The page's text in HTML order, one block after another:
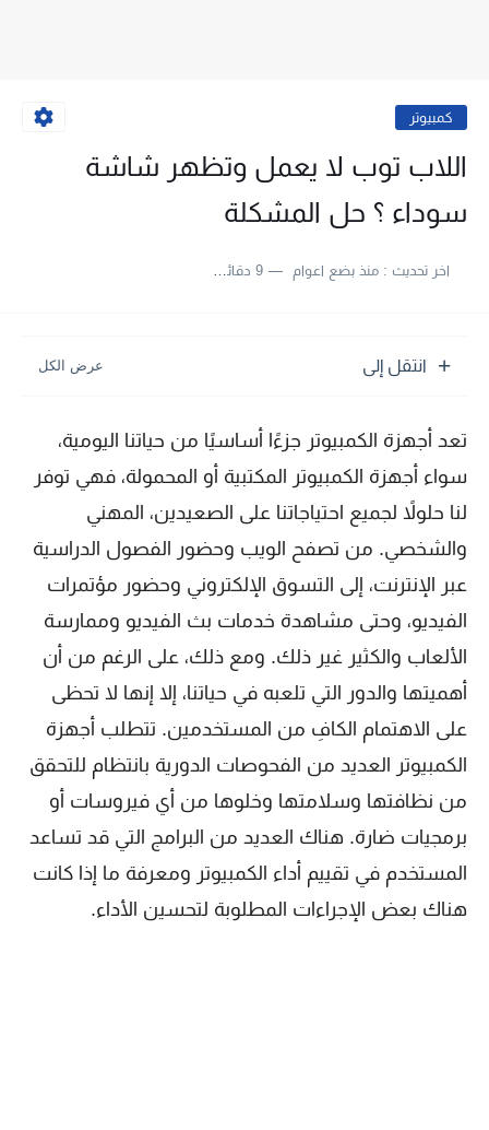
كمبيوتر
اللاب توب لا يعمل وتظهر شاشة
سوداء ؟ حل المشكلة
اخر تحديث :منذ بضع اعوام 9 دقائق للقراءة
انتقل إلى
تعد أجهزة الكمبيوتر جزءًا أساسيًا من حياتنا اليومية،
سواء أجهزة الكمبيوتر المكتبية أو المحمولة، فهي توفر
لنا حلولاً لجميع احتياجاتنا على الصعيدين، المهني
والشخصي. من تصفح الويب وحضور الفصول الدراسية
عبر الإنترنت، إلى التسوق الإلكتروني وحضور مؤتمرات
الفيديو، وحتى مشاهدة خدمات بث الفيديو وممارسة
الألعاب والكثير غير ذلك. ومع ذلك، على الرغم من أن
أهميتها والدور التي تلعبه في حياتنا، إلا إنها لا تحظى
على الاهتمام الكافِ من المستخدمين. تتطلب أجهزة
الكمبيوتر العديد من الفحوصات الدورية بانتظام للتحقق
من نظافتها وسلامتها وخلوها من أي فيروسات أو
برمجيات ضارة. هناك العديد من البرامج التي قد تساعد
المستخدم في تقييم أداء الكمبيوتر ومعرفة ما إذا كانت
هناك بعض الإجراءات المطلوبة لتحسين الأداء.